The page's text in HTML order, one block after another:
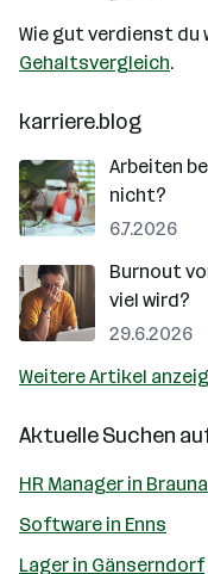
Wie gut verdienst du
Gehaltsvergleich.
karriere.blog
Arbeiten
nicht?
6.7.2026
Burnout
viel wird?
29.6.2026
Weitere Artikel
Aktuelle Suchen
HR Manager in
Software in Enns
Lager in Gänserndorf